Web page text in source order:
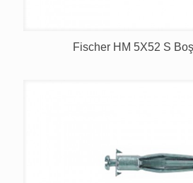
Fischer HM 5X52 S